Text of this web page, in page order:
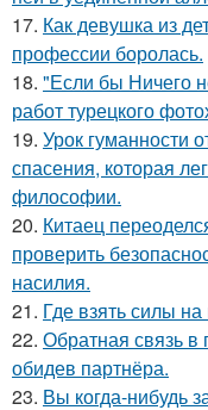
17. Как девушка из
профессии боролась.
18. "Если бы Ничего
работ турецкого
19. Урок гуманности
спасения, которая
философии.
20. Китаец
проверить
насилия.
21. Где взять силы
22. Обратная связь в
обидев партнёра.
23. Вы когда-нибудь